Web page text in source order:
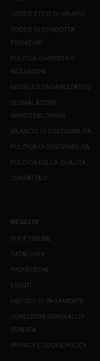
CODICE ETICO DI GRUPPO
CODICE DI CONDOTTA
FORNITORI
POLITICA DIVERSITÀ E
INCLUSIONE
MODELLO ORGANIZZATIVO
SEGNALAZIONI
WHISTLEBLOWING
BILANCIO DI SOSTENIBILITÀ
POLITICA DI SOSTENIBILITÀ
POLITICA DELLA QUALITÀ
CONTATTACI
NEGOZIO
SHOP ONLINE
CATALOGHI
PROMOZIONI
EVENTI
METODO DI PAGAMENTO
CONDIZIONI GENERALI DI
VENDITA
PRIVACY E COOKIE POLICY